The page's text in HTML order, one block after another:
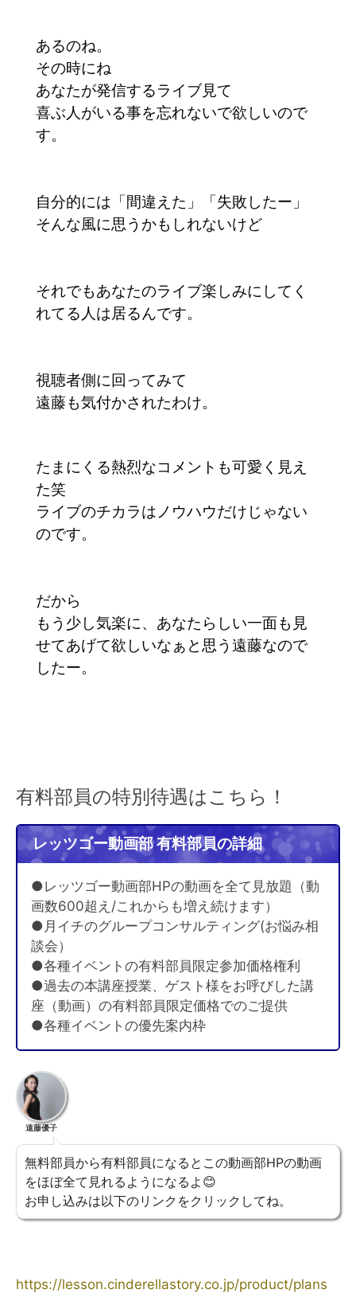
あるのね。
その時にね
あなたが発信するライブ見て
喜ぶ人がいる事を忘れないで欲しいので
す。
自分的には「間違えた」「失敗したー」
そんな風に思うかもしれないけど
それでもあなたのライブ楽しみにしてく
れてる人は居るんです。
視聴者側に回ってみて
遠藤も気付かされたわけ。
たまにくる熱烈なコメントも可愛く見え
た笑
ライブのチカラはノウハウだけじゃない
のです。
だから
もう少し気楽に、あなたらしい一面も見
せてあげて欲しいなぁと思う遠藤なので
したー。
有料部員の特別待遇はこちら！
レッツゴー動画部 有料部員の詳細
●レッツゴー動画部HPの動画を全て見放題（動
画数600超え/これからも増え続けます）
●月イチのグループコンサルティング(お悩み相
談会）
●各種イベントの有料部員限定参加価格権利
●過去の本講座授業、ゲスト様をお呼びした講
座（動画）の有料部員限定価格でのご提供
●各種イベントの優先案内枠
遠藤優子
無料部員から有料部員になるとこの動画部HPの動画
をほぼ全て見れるようになるよ😊
お申し込みは以下のリンクをクリックしてね。
https://lesson.cinderellastory.co.jp/product/plans